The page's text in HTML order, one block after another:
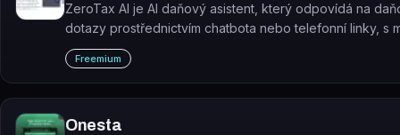
ZeroTax AI je AI daňový asistent, který odpovídá na
dotazy prostřednictvím chatbota nebo telefonní linky, s
revize odpovědi skutečným daňovým profesionálem.
Freemium
Onesta